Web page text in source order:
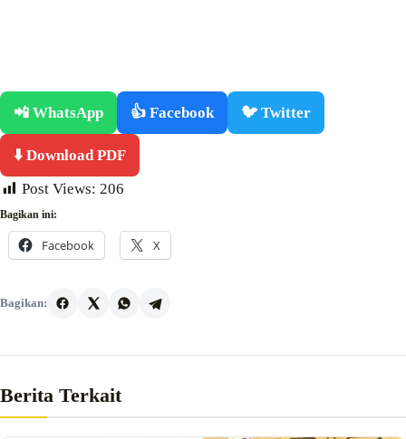
📲 WhatsApp 👍 Facebook 🐦 Twitter
⬇️ Download PDF
Post Views: 206
Bagikan ini:
Facebook X
Bagikan:
Berita Terkait